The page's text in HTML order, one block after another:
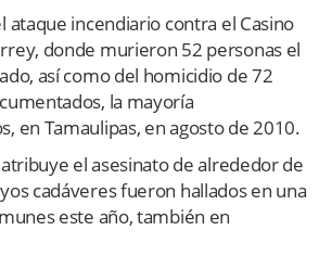
ataque incendiario contra el Casino
donde murieron 52 personas el
así como del homicidio de 72
la mayoría
en Tamaulipas, en agosto de 2010.
el asesinato de alrededor de
cadáveres fueron hallados en una
este año, también en